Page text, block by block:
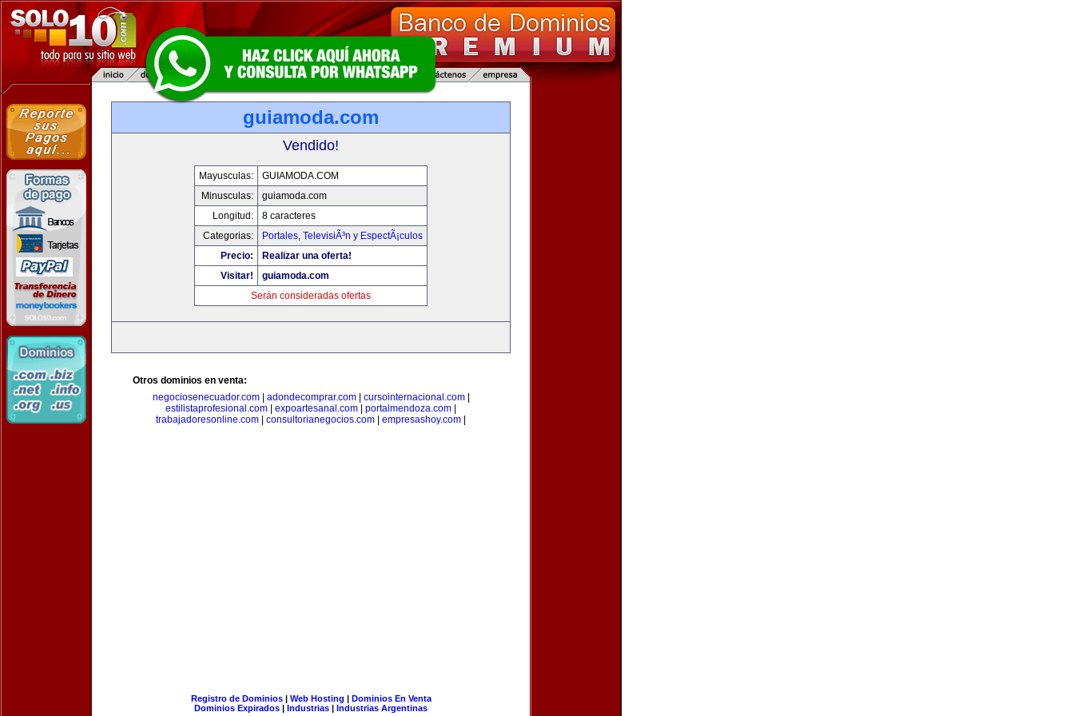
guiamoda.com
Vendido!
Mayusculas:
GUIAMODA.COM
Minusculas:
guiamoda.com
Longitud:
8 caracteres
Categorias:
Portales, TelevisiÃ³n y EspectÃ¡culos
Precio:
Realizar una oferta!
Visitar!
guiamoda.com
Serán consideradas ofertas
Otros dominios en venta:
negociosenecuador.com| adondecomprar.com| cursointernacional.com|
estilistaprofesional.com
expoartesanal.com portalmendoza.com
trabajadoresonline.com
consultorianegocios.com empresashoy.com
Registro de Dominios| Web Hosting | Dominios En Venta
Dominios Expirados | Industrias | Industrias Argentinas